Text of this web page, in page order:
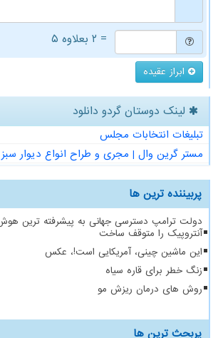
= ۲ بعلاوه ۵
ابراز عقیده
لینک دوستان گردو دانلود
تبلیغات انتخابات مجلس
مستر گرین وال | مجری و طراح انواع دیوار سبز
پربیننده ترین ها
دولت ترامپ دسترسی جهانی به پیشرفته ترین
آنتروپیک را متوقف ساخت
این ماشین چینی، آمریکایی است!، عکس
زنگ خطر برای قاره سیاه
روش های درمان ریزش مو
پربحث ترین ها